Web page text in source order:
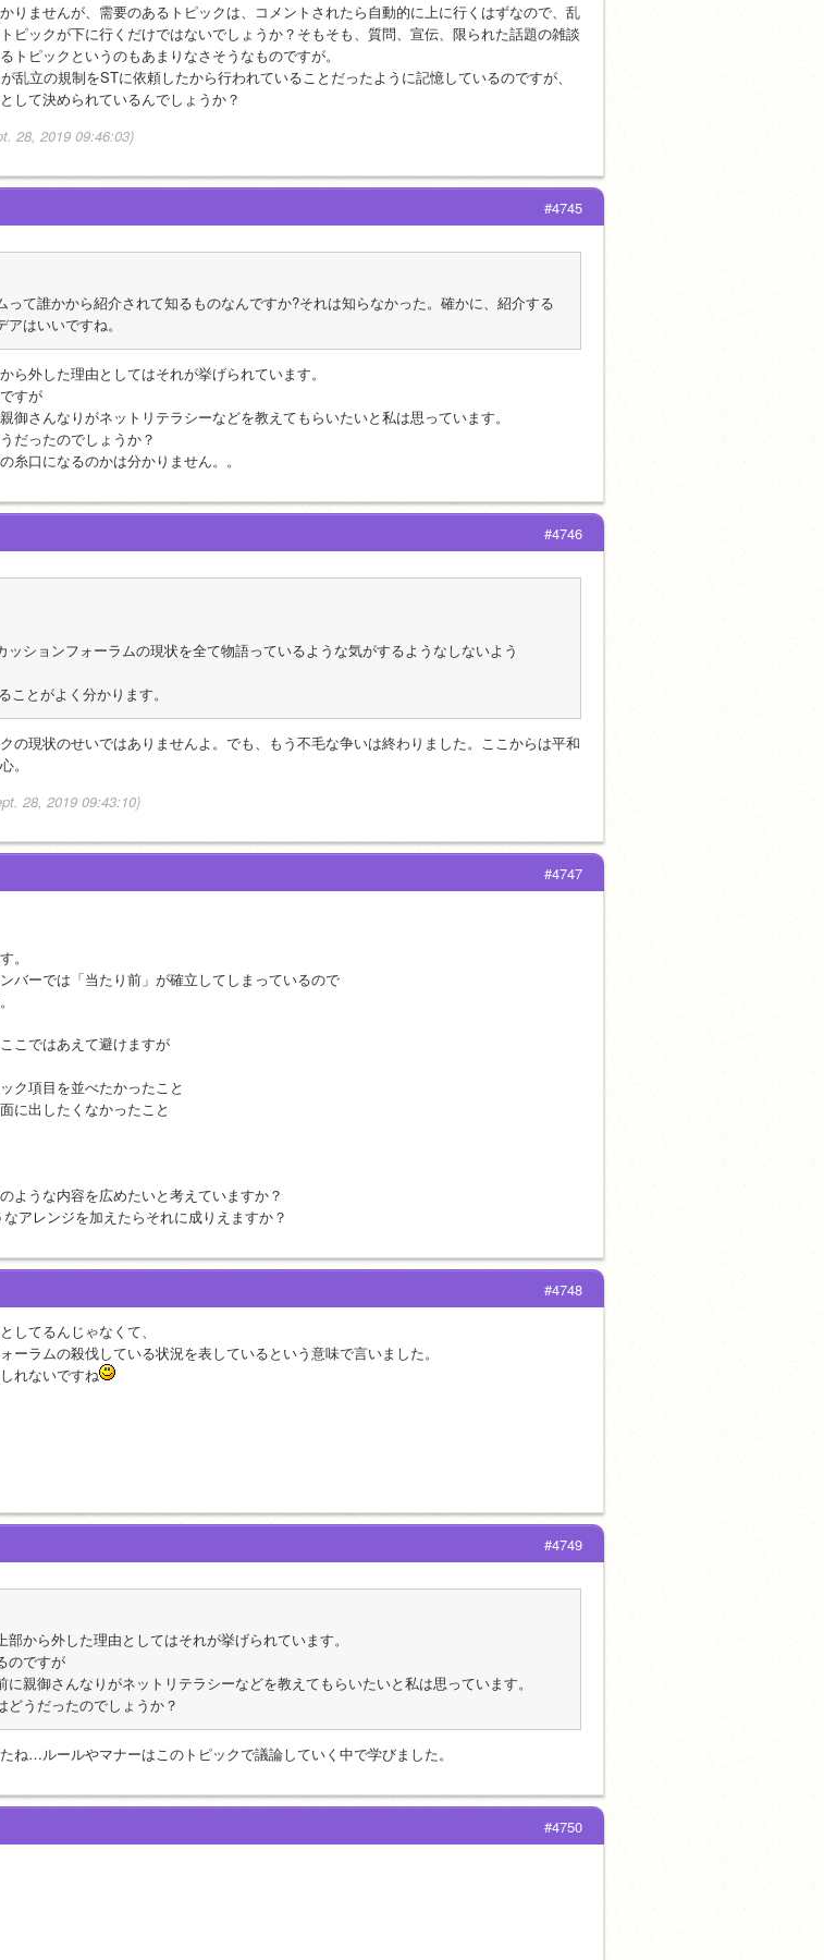
りませんが、需要のあるトピックは、コメントされたら自動的に上に行くはずなので、乱
ピックが下に行くだけではないでしょうか？そもそも、質問、宣伝、限られた話題の雑談
トピックというのもあまりなさそうなものですが。
乱立の規制をSTに依頼したから行われていることだったように記憶しているのですが、
して決められているんでしょうか？
28, 2019 09:46:03)
#4745
って誰かから紹介されて知るものなんですか?それは知らなかった。確かに、紹介する
はいいですね。
ら外した理由としてはそれが挙げられています。
すが
御さんなりがネットリテラシーなどを教えてもらいたいと私は思っています。
だったのでしょうか？
糸口になるのかは分かりません。。
#4746
ッションフォーラムの現状を全て物語っているような気がするようなしないよう
ことがよく分かります。
の現状のせいではありませんよ。でも、もう不毛な争いは終わりました。ここからは平和
。
28, 2019 09:43:10)
#4747
。
バーでは「当たり前」が確立してしまっているので
こではあえて避けますが
ク項目を並べたかったこと
に出したくなかったこと
ような内容を広めたいと考えていますか？
アレンジを加えたらそれに成りえますか？
#4748
してるんじゃなくて、
ーラムの殺伐している状況を表しているという意味で言いました。
れないですね
#4749
部から外した理由としてはそれが挙げられています。
のですが
に親御さんなりがネットリテラシーなどを教えてもらいたいと私は思っています。
どうだったのでしょうか？
ね…ルールやマナーはこのトピックで議論していく中で学びました。
#4750